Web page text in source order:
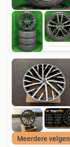
Meerdere velgen